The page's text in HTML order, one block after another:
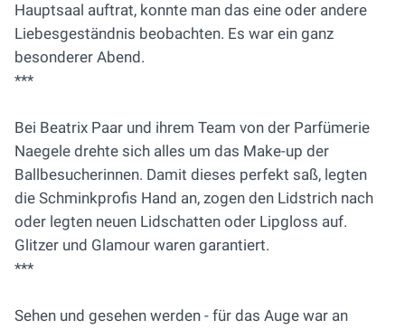
Hauptsaal auftrat, konnte man das eine oder andere
Liebesgeständnis beobachten. Es war ein ganz
besonderer Abend.
***
Bei Beatrix Paar und ihrem Team von der Parfümerie
Naegele drehte sich alles um das Make-up der
Ballbesucherinnen. Damit dieses perfekt saß, legten
die Schminkprofis Hand an, zogen den Lidstrich nach
oder legten neuen Lidschatten oder Lipgloss auf.
Glitzer und Glamour waren garantiert.
***
Sehen und gesehen werden - für das Auge war an